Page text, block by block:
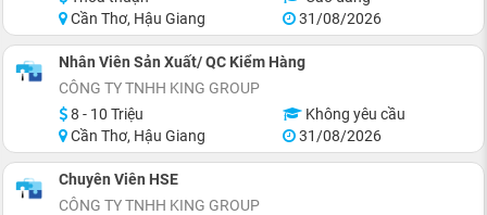
Cần Thơ, Hậu Giang
31/08/2026
Nhân Viên Sản Xuất/ QC Kiểm Hàng
CÔNG TY TNHH KING GROUP
8 - 10 Triệu
Không yêu cầu
Cần Thơ, Hậu Giang
31/08/2026
Chuyên Viên HSE
CÔNG TY TNHH KING GROUP